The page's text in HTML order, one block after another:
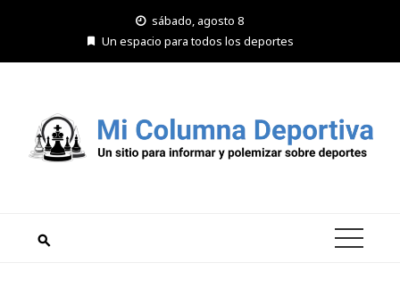
sábado, agosto 8
Un espacio para todos los deportes